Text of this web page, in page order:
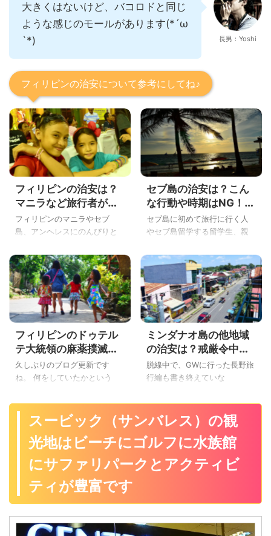
大きくはないけど、バコロドと同じ
ような感じのモールがあります(*´ω
`*)
長男：Yoshi
フィリピンの治安について参考にしてね♪
フィリピンの治安は？
マニラなど旅行者があ
う犯罪や危ない時期、
注意点を徹底解説
フィリピンのマニラやセブ
島、アンヘレスにのんびりと
人。 セブ島でまたもや真夏の
クリスマスを過ごそうとして
いる、こんにちはYoshiです。
フィリピンに何度も旅行に来
ている人はフィリピンの治安
や危険な行動を把握している
から大丈夫ですね。 でも、初
めてフィリピンのマニラやセ
に行く人は治安が心配です
ね。 フィリピンのマニラから
ナオ島・ネグロス島など、レ
イテ島とバギオ以外に行った
ボクとして、フィリピンの治
安についてちゃんと説明して
おかねば ...
セブ島の治安は？こん
な行動や時期はNG！2
年間住んだ経験から気
をつけることを徹底解
セブ島に初めて旅行に行く人
やセブ島留学する留学生、親
く、女子旅でリゾートホテル
に泊まろうと思っている人
が、心配になるのがセブ島の
治安ですね。 セブ島で2年間働
いていて、もちろん危険とい
われる場所にも行ってしまっ
た、こんばんわYoshiです。 日
本に帰国後もちょこちょこセ
航中止勧告のレベル3「渡航は
止めてください！」というミ
ない事もあったけど・・・。
セブ島で働いていた＆フィリ
ピンによく行くボクとして
は、フ ...
フィリピンのドゥテル
テ大統領の麻薬撲滅や
禁煙の政策が田舎では
影響が大きいのか実体
久しぶりのブログ更新です
ね。 何をしていたかという
っていた、こんばんわYoshiで
す。 さて、そんなご機嫌なボ
クだけど、フィリピンの大統
領がロドリゴ・ドゥテルテ氏
統領が就任して1ヵ月後にフィ
リピンのミンダナオ島に行っ
たので、フィリピン国内の影
響をレポートしますね！ とい
うことで、今日は「フィリピ
ンのドゥテルテ大統領の麻薬
ミンダナオ島の他地域
の治安は？戒厳令中だ
けど禁煙令が厳しくな
ったの？
脱線中で、GWに行った長野旅
行編も書き終えていな
みがズレていて、フィリピン
のミンダナオ島＆セブ島旅行
に来ている、こんにちはYoshi
です。 「ミンダナオ島って、
ゃ！？」って、ボクもくるま
が大丈夫か知りたいと思いま
す。 ということで、今日は
久々のフィリピンブログで
スービック（サンバレス）の観
光地はビーチにゴルフに水族館
にサファリパークとアクティビ
ティが豊富です